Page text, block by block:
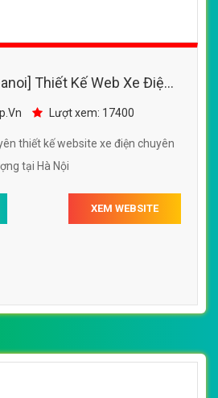
Thiết Kế Web Xe Điện
nghiệp chuẩn SEO
Lượt xem: 17400
thiết kế website xe điện chuyên
tại Hà Nội
XEM WEBSITE